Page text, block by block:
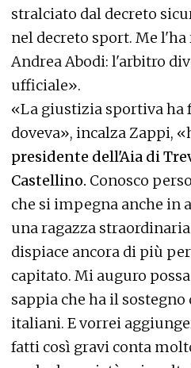
stralciato dal decreto
nel decreto sport. Me
Andrea Abodi: l'arbitro
ufficiale».
«La giustizia sportiva ha
doveva», incalza Zappi,
presidente dell'Aia di
Castellino. Conosco
che si impegna anche in
una ragazza
dispiace ancora di più
capitato. Mi auguro
sappia che ha il
italiani. E vorrei
fatti così gravi conta